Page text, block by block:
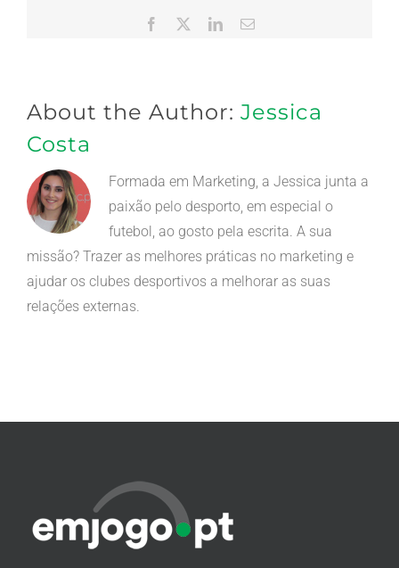
Facebook LinkedInEmail
About the Author: Jessica
Costa
Formada em Marketing, a Jessica junta a
paixão pelo desporto, em especial o
futebol, ao gosto pela escrita. A sua
missão? Trazer as melhores práticas no marketing e
ajudar os clubes desportivos a melhorar as suas
relações externas.